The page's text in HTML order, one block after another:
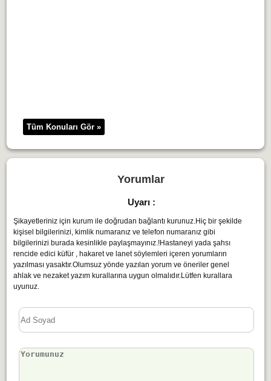
Tüm Konuları Gör »
Yorumlar
Uyarı :
Şikayetleriniz için kurum ile doğrudan bağlantı kurunuz.Hiç bir şekilde
kişisel bilgilerinizi, kimlik numaranız ve telefon numaranız gibi
bilgilerinizi burada kesinlikle paylaşmayınız.!Hastaneyi yada şahsı
rencide edici küfür , hakaret ve lanet söylemleri içeren yorumların
yazılması yasaktır.Olumsuz yönde yazılan yorum ve öneriler genel
ahlak ve nezaket yazım kurallarına uygun olmalıdır.Lütfen kurallara
uyunuz.